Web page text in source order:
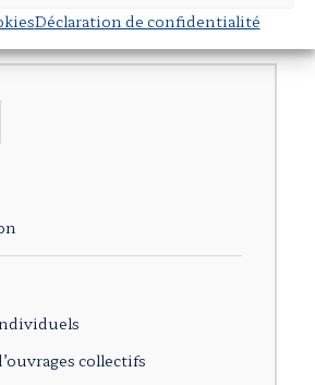
Déclaration de confidentialité
collectifs